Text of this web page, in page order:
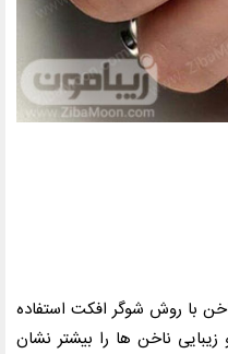
با روش شوگر افکت استفاده
ناخن ها را بیشتر نشان